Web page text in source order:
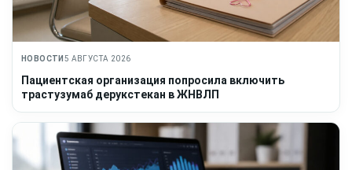
НОВОСТИ 5 АВГУСТА 2026
Пациентская организация попросила включить
трастузумаб дерукстекан в ЖНВЛП